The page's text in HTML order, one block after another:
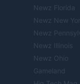
Newz Florida
Newz New
Newz
Newz Illinois
Newz Ohio
Gameland